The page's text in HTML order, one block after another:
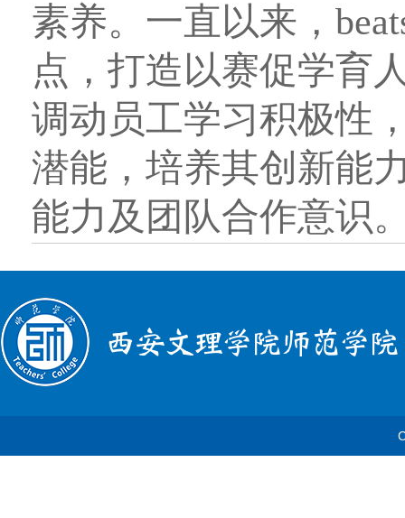
素养。一直以来，
点，打造以赛促学育
调动员工学习积极性
潜能，培养其创新能
能力及团队合作意识